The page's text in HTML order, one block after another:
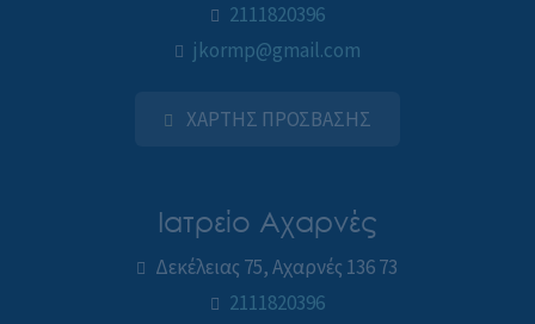
2111820396
jkormp@gmail.com
ΧΑΡΤΗΣ ΠΡΟΣΒΑΣΗΣ
Ιατρείο Αχαρνές
Δεκέλειας 75, Αχαρνές 136 73
2111820396